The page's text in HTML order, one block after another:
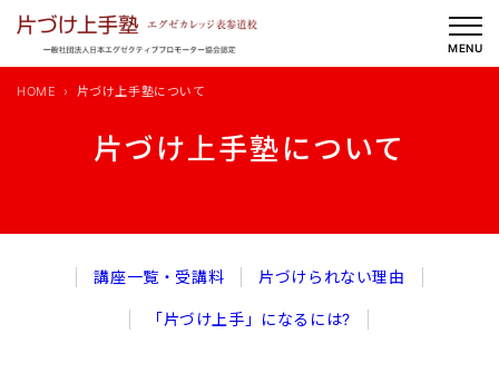
を
MENU
片づけ上手塾について
HOME 片づけ上手塾について
講座一覧・受講料 片づけられない理由
「片づけ上手」になるには?